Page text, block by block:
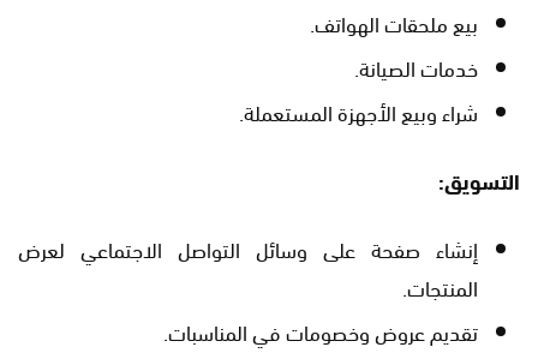
بيع ملحقات الهواتف.
خدمات الصيانة.
شراء وبيع الأجهزة المستعملة.
التسويق:
إنشاء صفحة على وسائل التواصل الاجتماعي لعرض
المنتجات.
تقديم عروض وخصومات في المناسبات.